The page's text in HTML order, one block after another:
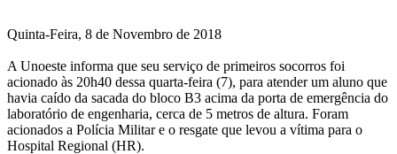
Quinta-Feira, 8 de Novembro de 2018
A Unoeste informa que seu serviço de primeiros socorros foi
acionado às 20h40 dessa quarta-feira (7), para atender um aluno que
havia caído da sacada do bloco B3 acima da porta de emergência do
laboratório de engenharia, cerca de 5 metros de altura. Foram
acionados a Polícia Militar e o resgate que levou a vítima para o
Hospital Regional (HR).